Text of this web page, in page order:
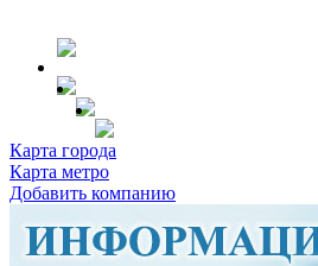
Карта города
Карта метро
Добавить компанию